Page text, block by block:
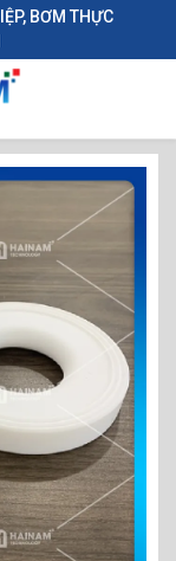
BƠM THỰC